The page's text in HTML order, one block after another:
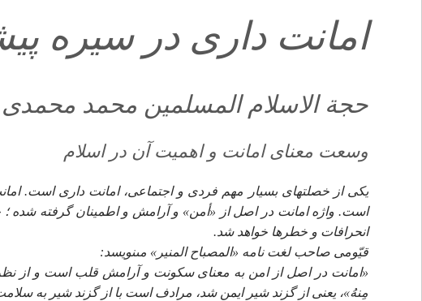
امانت دارى در سيره
حجة الاسلام المسلمين محمد محمدى
وسعت معناى امانت و اهميت آن در اسلام
يكى از خصلت‏هاى بسيار مهم فردى و اجتماعى، امانت دارى است.
است. واژه امانت در اصل از «أمن» و آرامش و اطمينان گرفته شده ؛
انحرافات و خطرها خواهد شد.
قيّومى صاحب لغت نامه «المصباح المنير» مى‏نويسد:
«امانت در اصل از امن به معناى سكونت و آرامش قلب است و از
مِنهُ»، يعنى از گزند شير ايمن شد، مرادف است با از گزند شير به سلامت